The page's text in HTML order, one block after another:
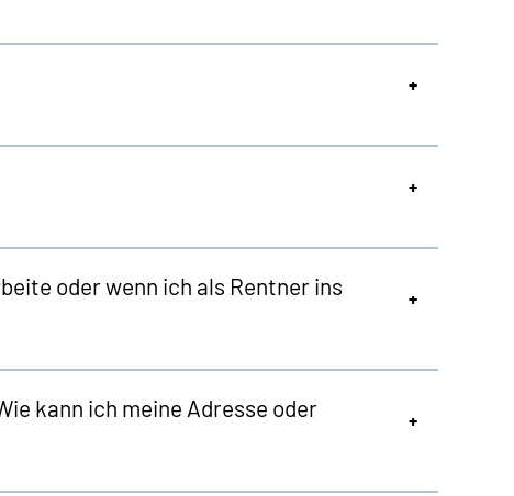
oder wenn ich als Rentner ins
kann ich meine Adresse oder